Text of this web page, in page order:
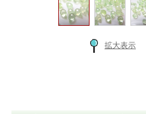
拡大表示